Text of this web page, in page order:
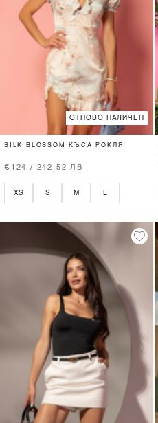
ОТНОВО НАЛИЧЕН
SILK BLOSSOM КЪСА РОКЛЯ
€124 / 242.52 ЛВ.
XS S M L